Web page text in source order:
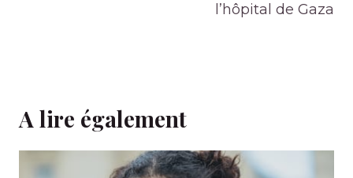
l’hôpital de Gaza
A lire également